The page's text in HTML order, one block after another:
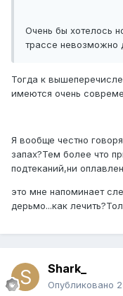
Очень бы хотелось
трассе невозможно
Тогда к
имеются очень
Я вообще честно
запах?Тем более что
подтеканий,ни
это мне напоминает
дерьмо...как
Shark_
Опубликовано